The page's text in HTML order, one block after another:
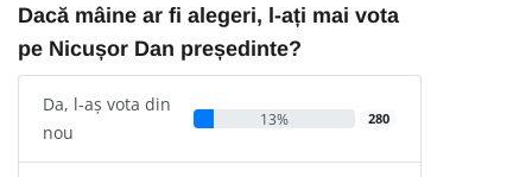
Dacă mâine ar fi alegeri, l-ați mai vota
pe Nicușor Dan președinte?
Da, l-aș vota din
nou
13% 280